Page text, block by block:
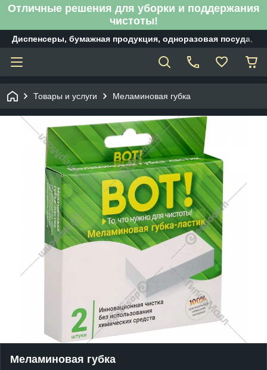
Отличные решения для уборки и поддержания
чистоты!
Диспенсеры, бумажная продукция, одноразовая посуда,
Товары и услуги Меламиновая губка
Меламиновая губка